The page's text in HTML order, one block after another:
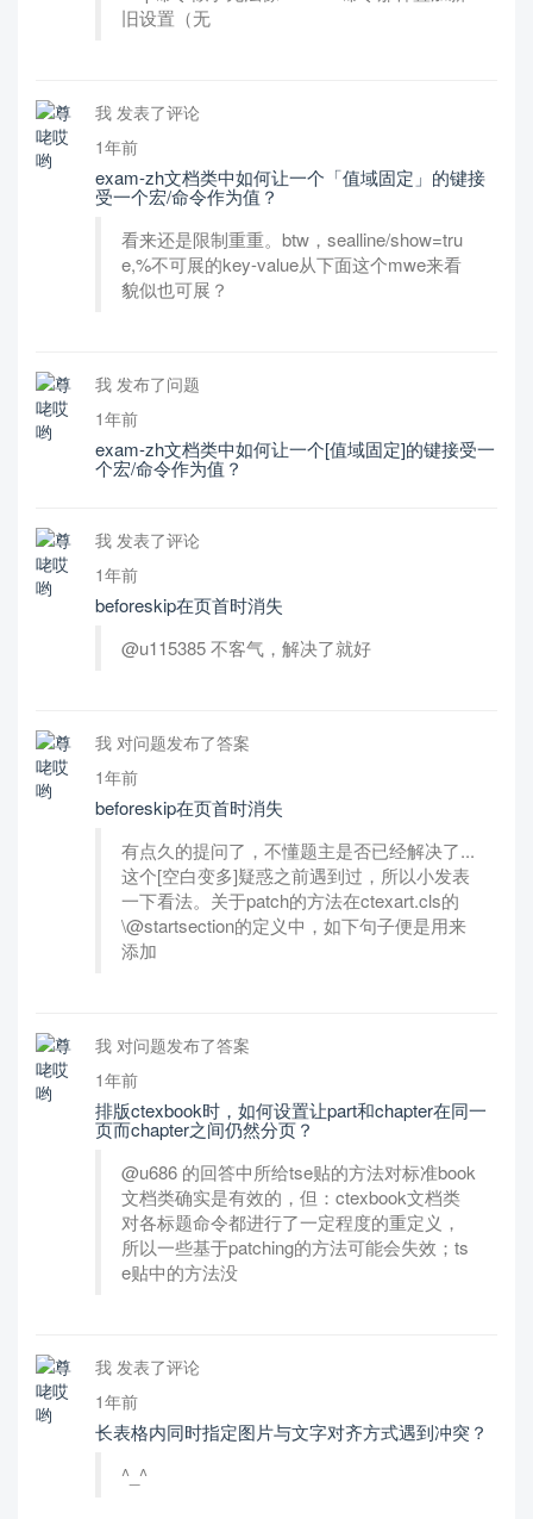
旧设置（无
我 发表了评论
1年前
exam-zh文档类中如何让一个「值域固定」的键接
受一个宏/命令作为值？
看来还是限制重重。btw，sealline/show=tru
e,%不可展的key-value从下面这个mwe来看
貌似也可展？
我 发布了问题
1年前
exam-zh文档类中如何让一个[值域固定]的键接受一
个宏/命令作为值？
我 发表了评论
1年前
beforeskip在页首时消失
@u115385 不客气，解决了就好
我 对问题发布了答案
1年前
beforeskip在页首时消失
有点久的提问了，不懂题主是否已经解决了...
这个[空白变多]疑惑之前遇到过，所以小发表
一下看法。关于patch的方法在ctexart.cls的
\@startsection的定义中，如下句子便是用来
添加
我 对问题发布了答案
1年前
排版ctexbook时，如何设置让part和chapter在同一
页而chapter之间仍然分页？
@u686 的回答中所给tse贴的方法对标准book
文档类确实是有效的，但：ctexbook文档类
对各标题命令都进行了一定程度的重定义，
所以一些基于patching的方法可能会失效；ts
e贴中的方法没
我 发表了评论
1年前
长表格内同时指定图片与文字对齐方式遇到冲突？
^_^